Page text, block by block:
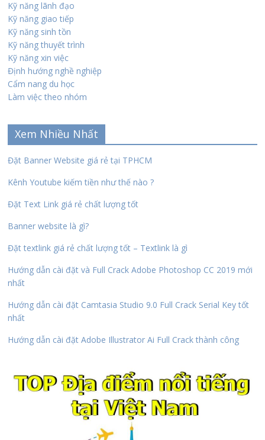
Kỹ năng lãnh đạo
Kỹ năng giao tiếp
Kỹ năng sinh tồn
Kỹ năng thuyết trình
Kỹ năng xin việc
Định hướng nghề nghiệp
Cẩm nang du học
Làm việc theo nhóm
Xem Nhiều Nhất
Đặt Banner Website giá rẻ tại TPHCM
Kênh Youtube kiếm tiền như thế nào ?
Đặt Text Link giá rẻ chất lượng tốt
Banner website là gì?
Đặt textlink giá rẻ chất lượng tốt – Textlink là gì
Hướng dẫn cài đặt và Full Crack Adobe Photoshop CC 2019 mới
nhất
Hướng dẫn cài đặt Camtasia Studio 9.0 Full Crack Serial Key tốt
nhất
Hướng dẫn cài đặt Adobe Illustrator Ai Full Crack thành công